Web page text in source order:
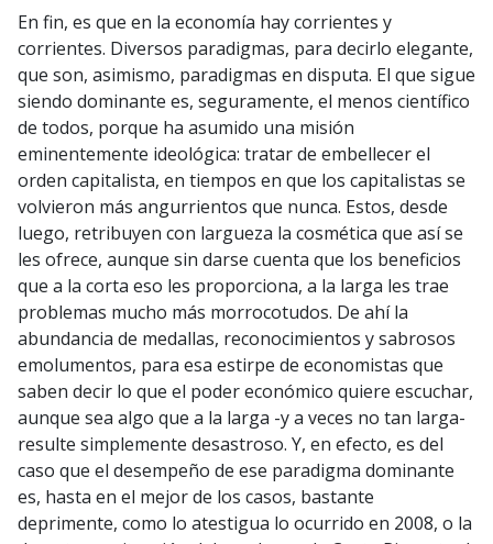
En fin, es que en la economía hay corrientes y
corrientes. Diversos paradigmas, para decirlo elegante,
que son, asimismo, paradigmas en disputa. El que sigue
siendo dominante es, seguramente, el menos científico
de todos, porque ha asumido una misión
eminentemente ideológica: tratar de embellecer el
orden capitalista, en tiempos en que los capitalistas se
volvieron más angurrientos que nunca. Estos, desde
luego, retribuyen con largueza la cosmética que así se
les ofrece, aunque sin darse cuenta que los beneficios
que a la corta eso les proporciona, a la larga les trae
problemas mucho más morrocotudos. De ahí la
abundancia de medallas, reconocimientos y sabrosos
emolumentos, para esa estirpe de economistas que
saben decir lo que el poder económico quiere escuchar,
aunque sea algo que a la larga -y a veces no tan larga-
resulte simplemente desastroso. Y, en efecto, es del
caso que el desempeño de ese paradigma dominante
es, hasta en el mejor de los casos, bastante
deprimente, como lo atestigua lo ocurrido en 2008, o la